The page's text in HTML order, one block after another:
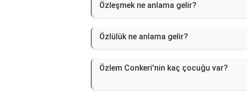
Özleşmek ne anlama gelir?
Özlülük ne anlama gelir?
Özlem Conkeri'nin kaç çocuğu var?